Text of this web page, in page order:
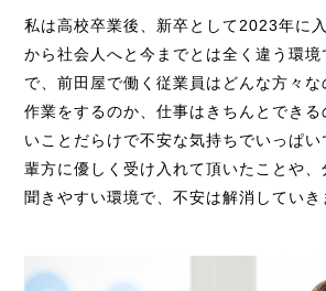
私は高校卒業後、新卒として2023年に
から社会人へと今までとは全く違う環境
で、前田屋で働く従業員はどんな方々
作業をするのか、仕事はきちんとできる
いことだらけで不安な気持ちでいっぱ
輩方に優しく受け入れて頂いたことや、
聞きやすい環境で、不安は解消していき